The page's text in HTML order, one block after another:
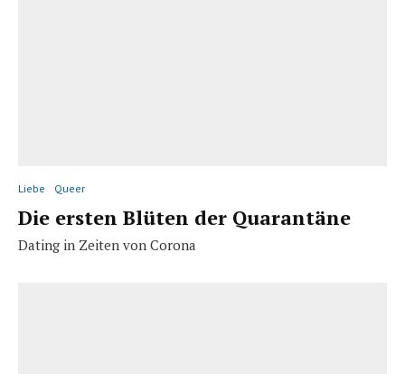
Liebe Queer
Die ersten Blüten der Quarantäne
Dating in Zeiten von Corona